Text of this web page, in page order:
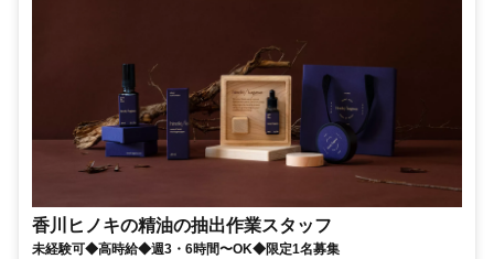
香川ヒノキの精油の抽出作業スタッフ
未経験可◆高時給◆週3・6時間〜OK◆限定1名募集